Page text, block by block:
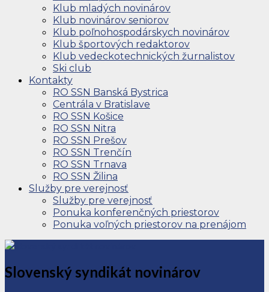
Klub mladých novinárov
Klub novinárov seniorov
Klub poľnohospodárskych novinárov
Klub športových redaktorov
Klub vedeckotechnických žurnalistov
Ski club
Kontakty
RO SSN Banská Bystrica
Centrála v Bratislave
RO SSN Košice
RO SSN Nitra
RO SSN Prešov
RO SSN Trenčín
RO SSN Trnava
RO SSN Žilina
Služby pre verejnosť
Služby pre verejnosť
Ponuka konferenčných priestorov
Ponuka voľných priestorov na prenájom
Slovenský syndikát novinárov